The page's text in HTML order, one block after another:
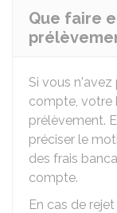
Que faire
Si vous
compte, votre
prélèvement.
préciser le
des frais
compte.
En cas de